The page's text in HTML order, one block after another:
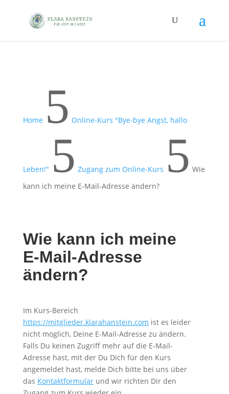
Home 5 Online-Kurs "Bye-bye Angst, hallo
Leben!" 5 Zugang zum Online-Kurs 5 Wie
kann ich meine E-Mail-Adresse ändern?
Wie kann ich meine
E-Mail-Adresse
ändern?
Im Kurs-Bereich
https://mitglieder.klarahanstein.com ist es leider
nicht möglich, Deine E-Mail-Adresse zu ändern.
Falls Du keinen Zugriff mehr auf die E-Mail-
Adresse hast, mit der Du Dich für den Kurs
angemeldet hast, melde Dich bitte bei uns über
das Kontaktformularund wir richten Dir den